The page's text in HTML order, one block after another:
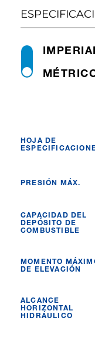
HOJA DE
PRESIÓN MÁX.
CAPACIDAD DEL
DEPÓSITO DE
COMBUSTIBLE
MOMENTO
DE ELEVACIÓN
ALCANCE
HORIZONTAL
HIDRÁULICO